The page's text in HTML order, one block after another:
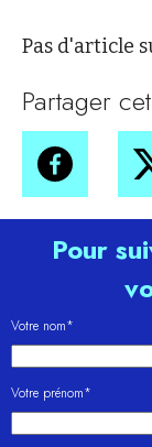
Pas d'article
Partager
Pour
Votre nom*
Votre prénom*